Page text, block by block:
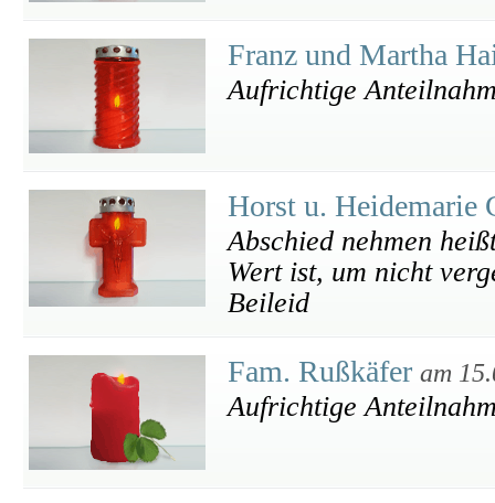
Franz und Martha
Aufrichtige
Horst u. Heidemarie
Abschied nehmen
Wert ist, um nicht
Beileid
Fam. Rußkäfer am
Aufrichtige